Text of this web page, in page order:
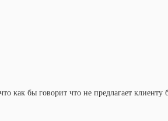
что как бы говорит что не предлагает